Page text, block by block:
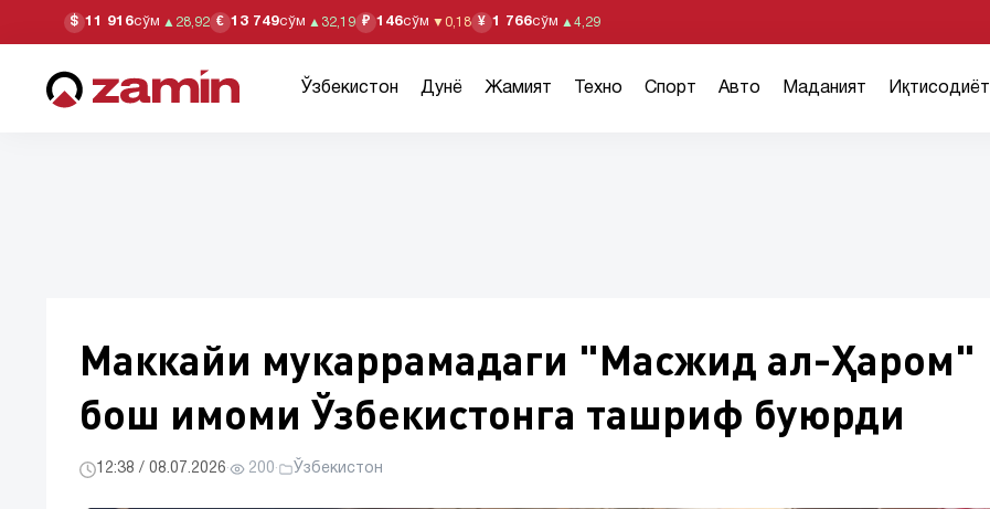
$ 11 916сўм ▲ 28,92 € 13 749сўм ▲ 32,19 ₽ 146сўм ▼ 0,18 ¥ 1 766сўм ▲ 4,29
Ўзбекистон Дунё Жамият Техно Спорт Авто Маданият Иқтисодиёт
Маккайи мукаррамадаги "Масжид ал-Ҳаром"
бош имоми Ўзбекистонга ташриф буюрди
12:38 / 08.07.2026· 200· Ўзбекистон